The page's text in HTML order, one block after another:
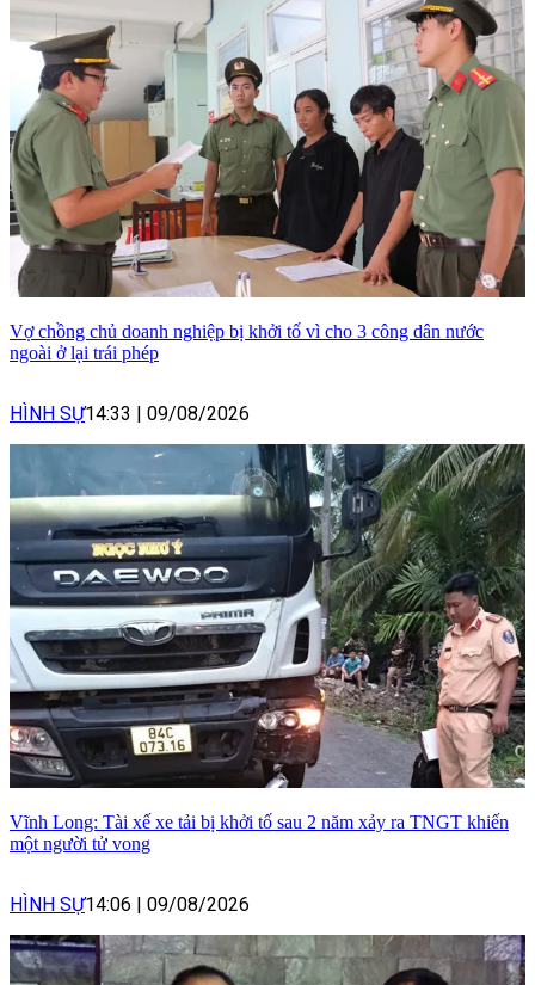
Vợ chồng chủ doanh nghiệp bị khởi tố vì cho 3 công dân nước
ngoài ở lại trái phép
HÌNH SỰ14:33 09/08/2026
Vĩnh Long: Tài xế xe tải bị khởi tố sau 2 năm xảy ra TNGT khiến
một người tử vong
HÌNH SỰ14:06 09/08/2026